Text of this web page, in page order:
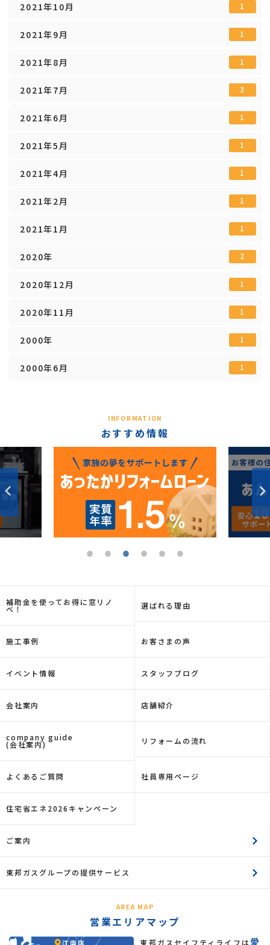
2021年10月 1
2021年9月 1
2021年8月 1
2021年7月 3
2021年6月 1
2021年5月 1
2021年4月 1
2021年2月 1
2021年1月 1
2020年 2
2020年12月 1
2020年11月 1
2000年 1
2000年6月 1
INFORMATION
おすすめ情報
補助金を使ってお得に窓リノ
ベ！ 選ばれる理由
施工事例 お客さまの声
イベント情報 スタッフブログ
会社案内 店舗紹介
company guide
(会社案内) リフォームの流れ
よくあるご質問 社員専用ページ
住宅省エネ2026キャンペーン
ご案内
東邦ガスグループの提供サービス
AREA MAP
営業エリアマップ
東邦ガスセイフティライフは愛